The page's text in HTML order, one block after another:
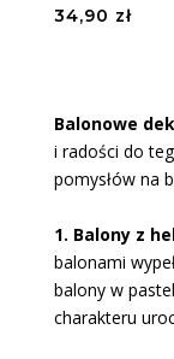
34,90 zł
Balonowe
i radości do
pomysłów na
1. Balony z
balonami
balony w
charakteru